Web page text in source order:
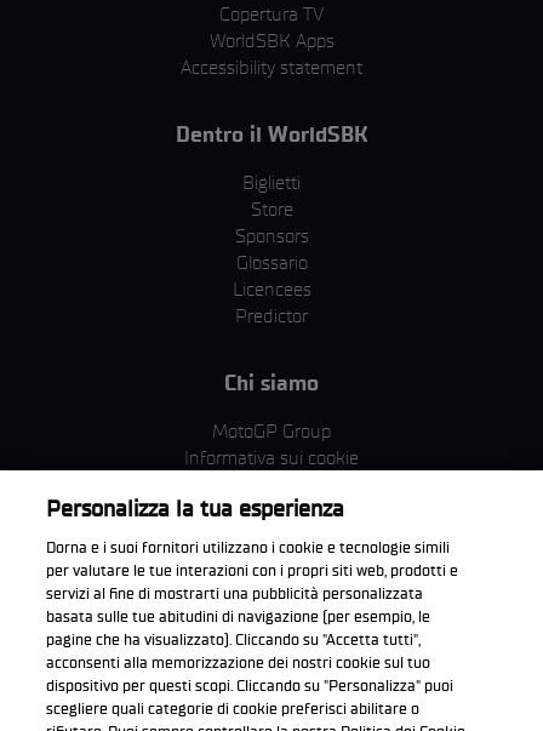
Copertura TV
WorldSBK Apps
Accessibility statement
Dentro il WorldSBK
Biglietti
Store
Sponsors
Glossario
Licencees
Predictor
Chi siamo
MotoGP Group
Informativa sui cookie
Corporate & ESG
Condizioni della Privacy
Condizioni di acquisto
Scarica l'app ufficiale WorldSBK
Personalizza la tua esperienza
Dorna e i suoi fornitori utilizzano i cookie e tecnologie simili
per valutare le tue interazioni con i propri siti web, prodotti e
servizi al fine di mostrarti una pubblicità personalizzata
basata sulle tue abitudini di navigazione (per esempio, le
pagine che ha visualizzato). Cliccando su "Accetta tutti",
acconsenti alla memorizzazione dei nostri cookie sul tuo
dispositivo per questi scopi. Cliccando su "Personalizza" puoi
scegliere quali categorie di cookie preferisci abilitare o